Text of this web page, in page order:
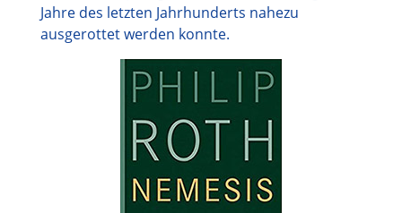
Jahre des letzten Jahrhunderts nahezu
ausgerottet werden konnte.